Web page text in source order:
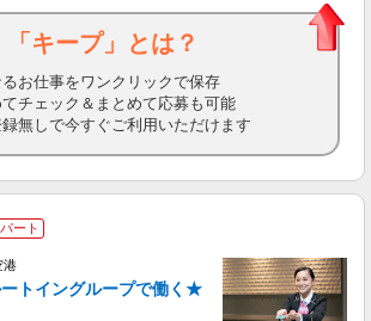
「キープ」とは？
お仕事をワンクリックで保存
てチェック＆まとめて応募も可能
無しで今すぐご利用いただけます
パート
港
トイングループで働く★